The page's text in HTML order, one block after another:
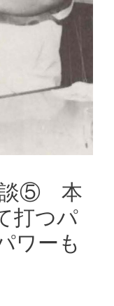
談⑤ 本
打つパ
ワーも